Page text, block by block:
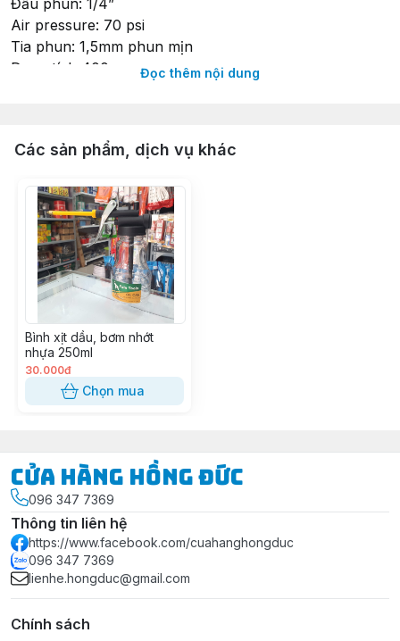
Đầu phun: 1/4”
Air pressure: 70 psi
Tia phun: 1,5mm phun mịn
Dung tích 400cc
Mua
Súng Phun Sơn Bình Phun Sơn HD F-75G
Đọc thêm nội dung
Các sản phẩm, dịch vụ khác
Bình xịt dầu, bơm nhớt
nhựa 250ml
30.000đ
Chọn mua
Cửa Hàng Hồng Đức
096 347 7369
Thông tin liên hệ
https://www.facebook.com/cuahanghongduc
096 347 7369
lienhe.hongduc@gmail.com
Chính sách